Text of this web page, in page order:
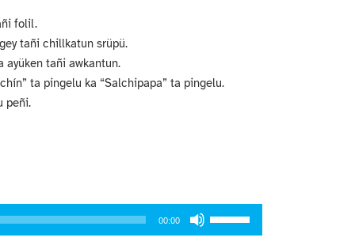
folil.
tañi chillkatun srüpü.
ayüken tañi awkantun.
ta pingelu ka “Salchipapa” ta pingelu.
peñi.
00:00